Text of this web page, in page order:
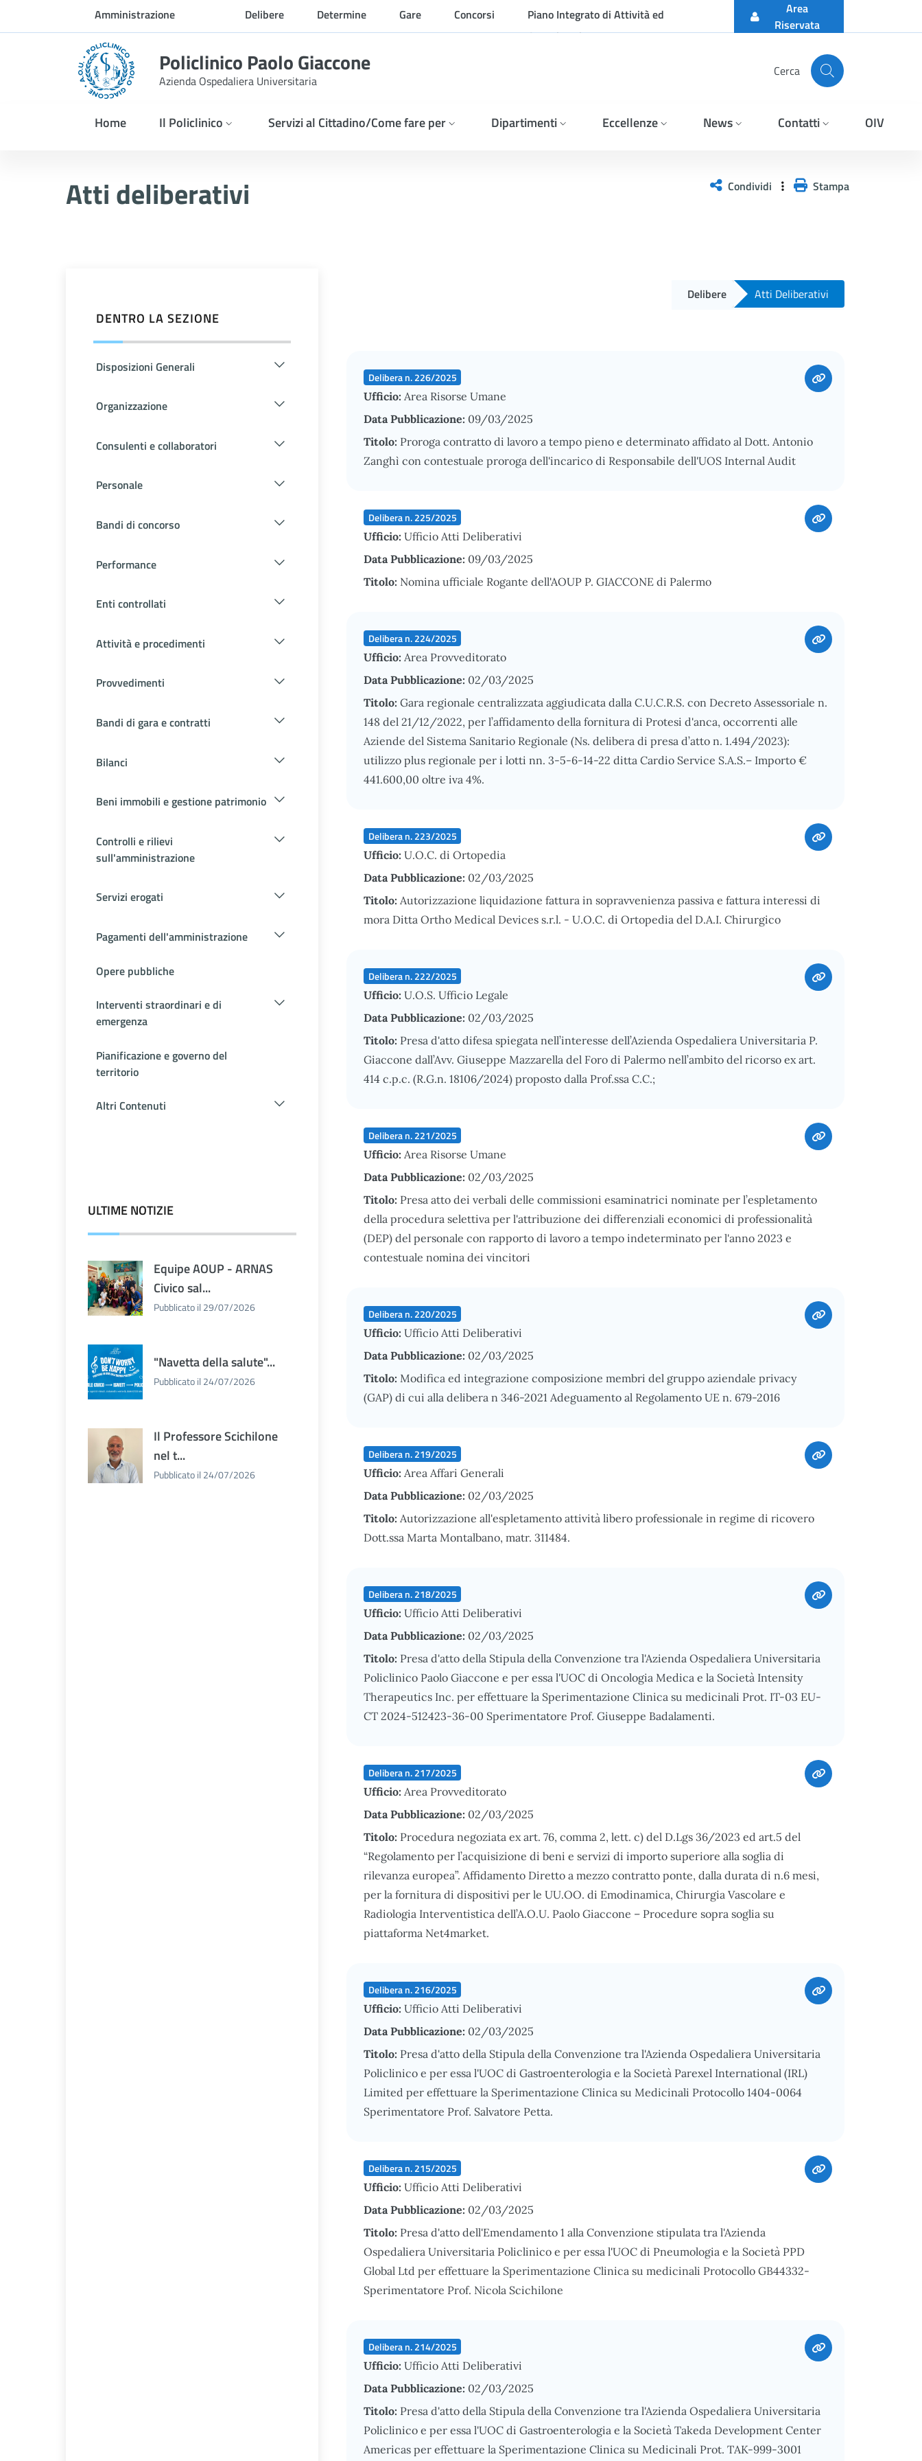
Skip to Main ContentAmministrazione
trasparente
Delibere Determine Gare Concorsi
Piano Integrato di Attività ed
Organizzazione
Area
Riservata
Policlinico Paolo Giaccone
Azienda Ospedaliera Universitaria
Cerca
Home Il Policlinico Servizi al Cittadino/Come fare per Dipartimenti Eccellenze News Contatti OIV
Atti deliberativi Condividi Stampa
DENTRO LA SEZIONE
Disposizioni Generali
Organizzazione
Consulenti e collaboratori
Personale
Bandi di concorso
Performance
Enti controllati
Attività e procedimenti
Provvedimenti
Bandi di gara e contratti
Bilanci
Beni immobili e gestione patrimonio
Controlli e rilievi
sull'amministrazione
Servizi erogati
Pagamenti dell'amministrazione
Opere pubbliche
Interventi straordinari e di
emergenza
Pianificazione e governo del
territorio
Altri Contenuti
ULTIME NOTIZIE
Equipe AOUP - ARNAS
Civico sal...
Pubblicato il 29/07/2026
"Navetta della salute"...
Pubblicato il 24/07/2026
Il Professore Scichilone
nel t...
Pubblicato il 24/07/2026
Delibere Atti Deliberativi
Delibera n. 226/2025
Ufficio: Area Risorse Umane
Data Pubblicazione: 09/03/2025
Titolo: Proroga contratto di lavoro a tempo pieno e determinato affidato al Dott. Antonio
Zanghì con contestuale proroga dell'incarico di Responsabile dell'UOS Internal Audit
Delibera n. 225/2025
Ufficio: Ufficio Atti Deliberativi
Data Pubblicazione: 09/03/2025
Titolo: Nomina ufficiale Rogante dell'AOUP P. GIACCONE di Palermo
Delibera n. 224/2025
Ufficio: Area Provveditorato
Data Pubblicazione: 02/03/2025
Titolo: Gara regionale centralizzata aggiudicata dalla C.U.C.R.S. con Decreto Assessoriale n.
148 del 21/12/2022, per l’affidamento della fornitura di Protesi d'anca, occorrenti alle
Aziende del Sistema Sanitario Regionale (Ns. delibera di presa d’atto n. 1.494/2023):
utilizzo plus regionale per i lotti nn. 3-5-6-14-22 ditta Cardio Service S.A.S.– Importo €
441.600,00 oltre iva 4%.
Delibera n. 223/2025
Ufficio: U.O.C. di Ortopedia
Data Pubblicazione: 02/03/2025
Titolo: Autorizzazione liquidazione fattura in sopravvenienza passiva e fattura interessi di
mora Ditta Ortho Medical Devices s.r.l. - U.O.C. di Ortopedia del D.A.I. Chirurgico
Delibera n. 222/2025
Ufficio: U.O.S. Ufficio Legale
Data Pubblicazione: 02/03/2025
Titolo: Presa d'atto difesa spiegata nell’interesse dell’Azienda Ospedaliera Universitaria P.
Giaccone dall’Avv. Giuseppe Mazzarella del Foro di Palermo nell’ambito del ricorso ex art.
414 c.p.c. (R.G.n. 18106/2024) proposto dalla Prof.ssa C.C.;
Delibera n. 221/2025
Ufficio: Area Risorse Umane
Data Pubblicazione: 02/03/2025
Titolo: Presa atto dei verbali delle commissioni esaminatrici nominate per l’espletamento
della procedura selettiva per l'attribuzione dei differenziali economici di professionalità
(DEP) del personale con rapporto di lavoro a tempo indeterminato per l'anno 2023 e
contestuale nomina dei vincitori
Delibera n. 220/2025
Ufficio: Ufficio Atti Deliberativi
Data Pubblicazione: 02/03/2025
Titolo: Modifica ed integrazione composizione membri del gruppo aziendale privacy
(GAP) di cui alla delibera n 346-2021 Adeguamento al Regolamento UE n. 679-2016
Delibera n. 219/2025
Ufficio: Area Affari Generali
Data Pubblicazione: 02/03/2025
Titolo: Autorizzazione all'espletamento attività libero professionale in regime di ricovero
Dott.ssa Marta Montalbano, matr. 311484.
Delibera n. 218/2025
Ufficio: Ufficio Atti Deliberativi
Data Pubblicazione: 02/03/2025
Titolo: Presa d'atto della Stipula della Convenzione tra l'Azienda Ospedaliera Universitaria
Policlinico Paolo Giaccone e per essa l'UOC di Oncologia Medica e la Società Intensity
Therapeutics Inc. per effettuare la Sperimentazione Clinica su medicinali Prot. IT-03 EU-
CT 2024-512423-36-00 Sperimentatore Prof. Giuseppe Badalamenti.
Delibera n. 217/2025
Ufficio: Area Provveditorato
Data Pubblicazione: 02/03/2025
Titolo: Procedura negoziata ex art. 76, comma 2, lett. c) del D.Lgs 36/2023 ed art.5 del
“Regolamento per l’acquisizione di beni e servizi di importo superiore alla soglia di
rilevanza europea”. Affidamento Diretto a mezzo contratto ponte, dalla durata di n.6 mesi,
per la fornitura di dispositivi per le UU.OO. di Emodinamica, Chirurgia Vascolare e
Radiologia Interventistica dell’A.O.U. Paolo Giaccone – Procedure sopra soglia su
piattaforma Net4market.
Delibera n. 216/2025
Ufficio: Ufficio Atti Deliberativi
Data Pubblicazione: 02/03/2025
Titolo: Presa d'atto della Stipula della Convenzione tra l'Azienda Ospedaliera Universitaria
Policlinico e per essa l'UOC di Gastroenterologia e la Società Parexel International (IRL)
Limited per effettuare la Sperimentazione Clinica su Medicinali Protocollo 1404-0064
Sperimentatore Prof. Salvatore Petta.
Delibera n. 215/2025
Ufficio: Ufficio Atti Deliberativi
Data Pubblicazione: 02/03/2025
Titolo: Presa d'atto dell'Emendamento 1 alla Convenzione stipulata tra l'Azienda
Ospedaliera Universitaria Policlinico e per essa l'UOC di Pneumologia e la Società PPD
Global Ltd per effettuare la Sperimentazione Clinica su medicinali Protocollo GB44332-
Sperimentatore Prof. Nicola Scichilone
Delibera n. 214/2025
Ufficio: Ufficio Atti Deliberativi
Data Pubblicazione: 02/03/2025
Titolo: Presa d'atto della Stipula della Convenzione tra l'Azienda Ospedaliera Universitaria
Policlinico e per essa l'UOC di Gastroenterologia e la Società Takeda Development Center
Americas per effettuare la Sperimentazione Clinica su Medicinali Prot. TAK-999-3001